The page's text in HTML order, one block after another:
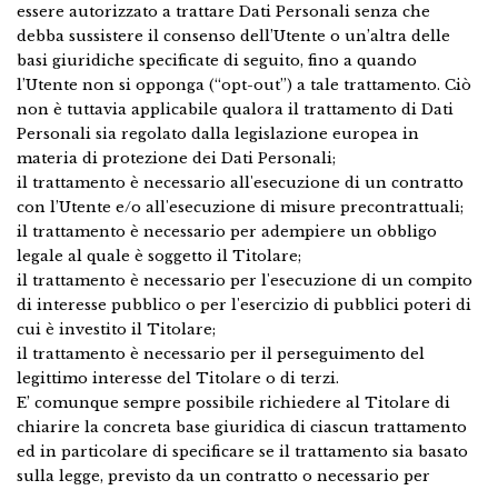
essere autorizzato a trattare Dati Personali senza che
debba sussistere il consenso dell’Utente o un’altra delle
basi giuridiche specificate di seguito, fino a quando
l’Utente non si opponga (“opt-out”) a tale trattamento. Ciò
non è tuttavia applicabile qualora il trattamento di Dati
Personali sia regolato dalla legislazione europea in
materia di protezione dei Dati Personali;
il trattamento è necessario all'esecuzione di un contratto
con l’Utente e/o all'esecuzione di misure precontrattuali;
il trattamento è necessario per adempiere un obbligo
legale al quale è soggetto il Titolare;
il trattamento è necessario per l'esecuzione di un compito
di interesse pubblico o per l'esercizio di pubblici poteri di
cui è investito il Titolare;
il trattamento è necessario per il perseguimento del
legittimo interesse del Titolare o di terzi.
E’ comunque sempre possibile richiedere al Titolare di
chiarire la concreta base giuridica di ciascun trattamento
ed in particolare di specificare se il trattamento sia basato
sulla legge, previsto da un contratto o necessario per